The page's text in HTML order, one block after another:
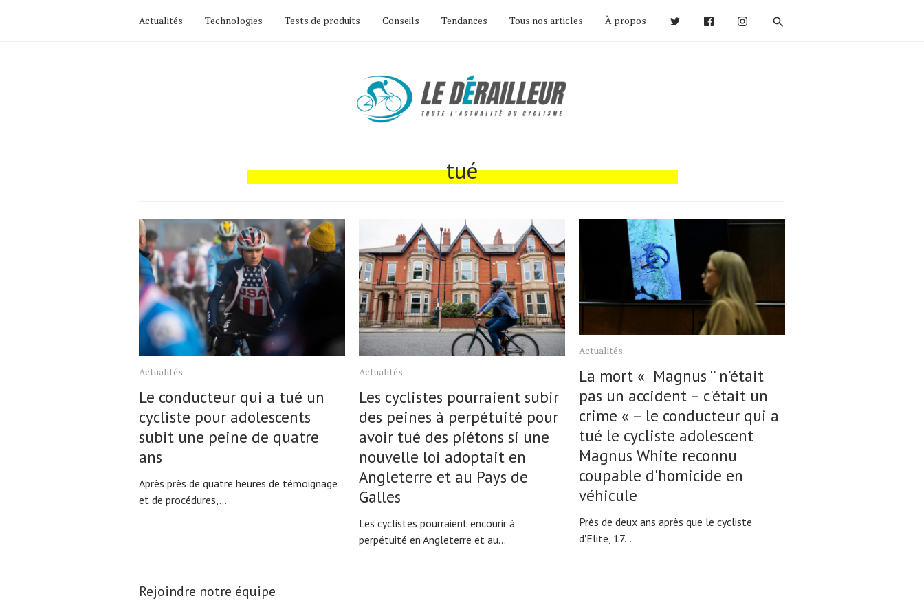
Actualités Technologies Tests de produits Conseils Tendances Tous nos articles À propos
tué
Actualités
Le conducteur qui a tué un
cycliste pour adolescents
subit une peine de quatre
ans
Après près de quatre heures de témoignage
et de procédures,...
Actualités
Les cyclistes pourraient subir
des peines à perpétuité pour
avoir tué des piétons si une
nouvelle loi adoptait en
Angleterre et au Pays de
Galles
Les cyclistes pourraient encourir à
perpétuité en Angleterre et au...
Actualités
La mort « Magnus '' n'était
pas un accident – c'était un
crime « – le conducteur qui a
tué le cycliste adolescent
Magnus White reconnu
coupable d'homicide en
véhicule
Près de deux ans après que le cycliste
d'Elite, 17...
Rejoindre notre équipe